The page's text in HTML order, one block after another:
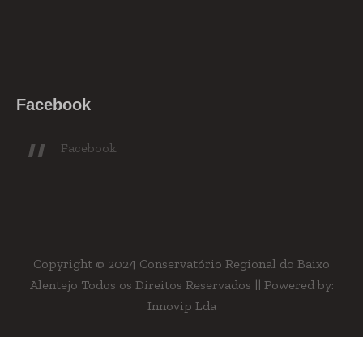
Facebook
Facebook
Copyright © 2024 Conservatório Regional do Baixo
Alentejo Todos os Direitos Reservados || Powered by:
Innovip Lda